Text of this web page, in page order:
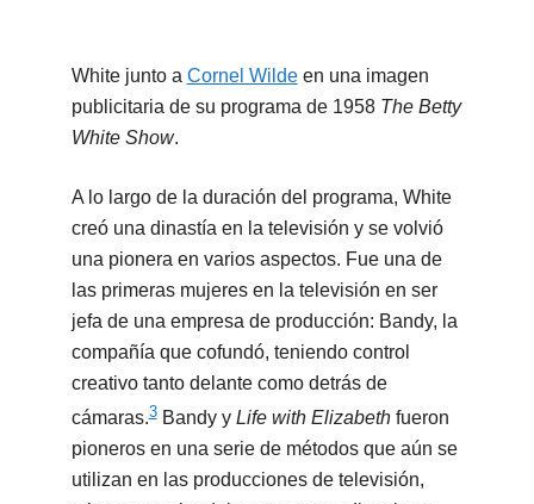
White junto a Cornel Wildeen una imagen
publicitaria de su programa de 1958 The Betty
White Show.
A lo largo de la duración del programa, White
creó una dinastía en la televisión y se volvió
una pionera en varios aspectos. Fue una de
las primeras mujeres en la televisión en ser
jefa de una empresa de producción: Bandy, la
compañía que cofundó, teniendo control
creativo tanto delante como detrás de
cámaras.3​ Bandy y Life with Elizabethfueron
pioneros en una serie de métodos que aún se
utilizan en las producciones de televisión,